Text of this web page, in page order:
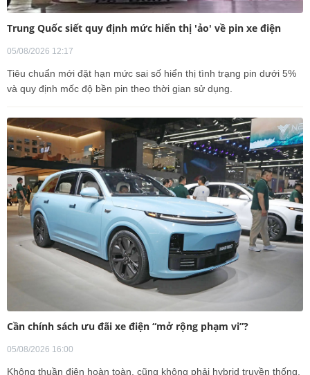
Trung Quốc siết quy định mức hiển thị 'ảo' về pin xe điện
05/08/2026 12:17
Tiêu chuẩn mới đặt hạn mức sai số hiển thị tình trạng pin dưới 5%
và quy định mốc độ bền pin theo thời gian sử dụng.
Cần chính sách ưu đãi xe điện “mở rộng phạm vi”?
05/08/2026 16:00
Không thuần điện hoàn toàn, cũng không phải hybrid truyền thống,